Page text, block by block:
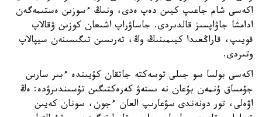
اكەسى شام جاعىپ كيىن دەپ ەدى، ونىڭ ءسوزىن ەستىمەگەن
ادامشا جاۋاپسىز قالدىردى. جاساۋراپ اشىعان كوزىن ۋقالاپ
قويىپ، قاراڭعىدا كيىمىنىڭ وڭ، تەرىسىن تىگىسىنەن سيپالاپ
وتىردى.
اكەسى بولسا سو جىلى توسەكتە جاتقان كۇيىندە ءبىر سارىن
جۇمساق ۇنمەن بۇعان نە ىستەۋ كەرەكتىگىن تۇسىندىرۋدە: ەڭ
اۋەلى، تور دونەندى سۋعارىپ العان ءجون، سونان كەيىن